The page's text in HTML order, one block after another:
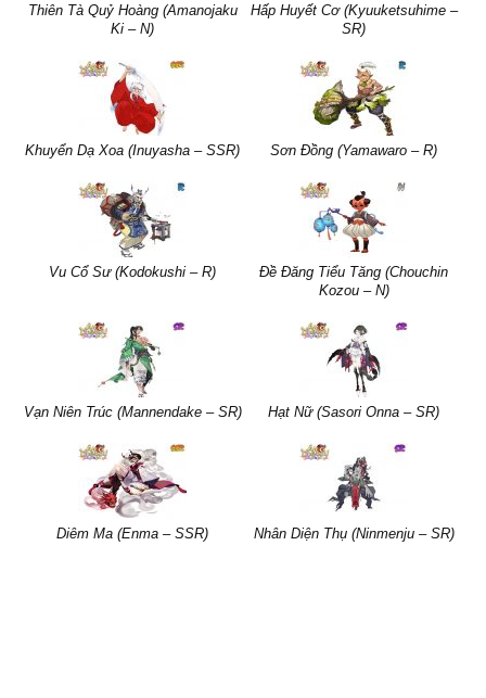
Thiên Tà Quỷ Hoàng (Amanojaku
Ki – N)
Hấp Huyết Cơ (Kyuuketsuhime –
SR)
Khuyển Dạ Xoa (Inuyasha – SSR) Sơn Đồng (Yamawaro – R)
Vu Cổ Sư (Kodokushi – R)
Đề Đăng Tiểu Tăng (Chouchin
Kozou – N)
Vạn Niên Trúc (Mannendake – SR) Hạt Nữ (Sasori Onna – SR)
Diêm Ma (Enma – SSR) Nhân Diện Thụ (Ninmenju – SR)